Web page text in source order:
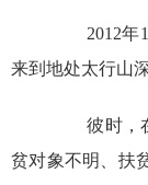
2012年12
来到地处太行山
彼时，在
贫对象不明、扶